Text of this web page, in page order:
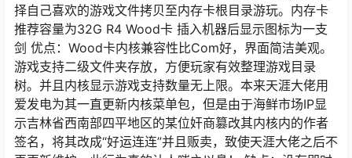
择自己喜欢的游戏文件拷贝至内存卡根目录游玩。内存卡
推荐容量为32G R4 Wood卡 插入机器后显示图标为一支
剑 优点：Wood卡内核兼容性比Com好，界面简洁美观。
游戏支持二级文件夹存放，方便玩家有效整理游戏目录
树。并且内核显示游戏支持数量无上限。本来天涯大佬用
爱发电为其一直更新内核菜单包，但是由于海鲜市场IP显
示吉林省西南部四平地区的某位奸商篡改其内核内的作者
签名，将其改成“好运连连”并且贩卖，致使天涯大佬之后不